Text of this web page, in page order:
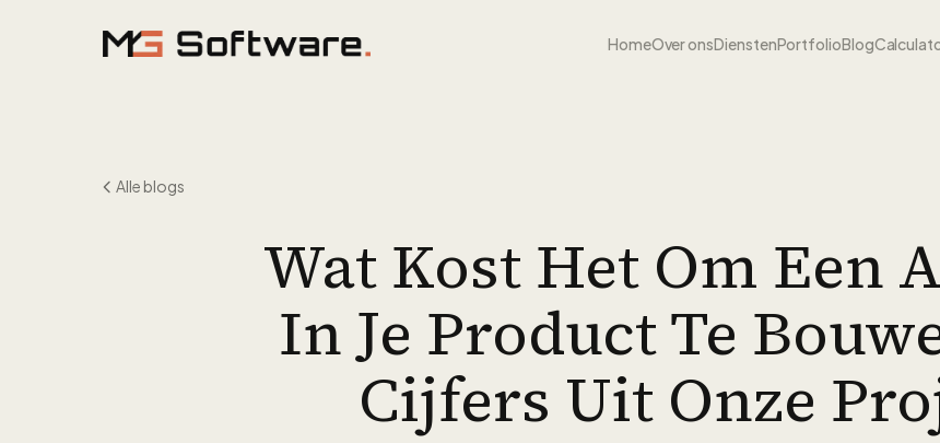
HomeOver onsDienstenPortfolioBlog
Alle blogs
Wat Kost Het Om Een
In Je Product Te
Cijfers Uit Onze